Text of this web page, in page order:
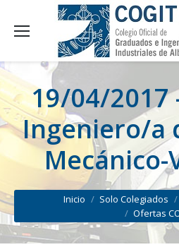
19/04/2017
Ingeniero/a
Mecánico-
You are here:
Inicio Solo Colegiados
Ofertas